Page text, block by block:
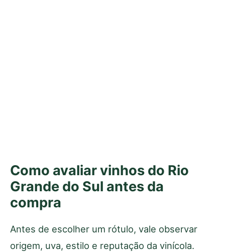
Como avaliar vinhos do Rio
Grande do Sul antes da
compra
Antes de escolher um rótulo, vale observar
origem, uva, estilo e reputação da vinícola.